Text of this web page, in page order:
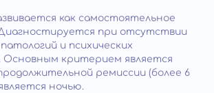
как самостоятельное
при отсутствии
и психических
Основным критерием является
ремиссии (более 6
ночью.